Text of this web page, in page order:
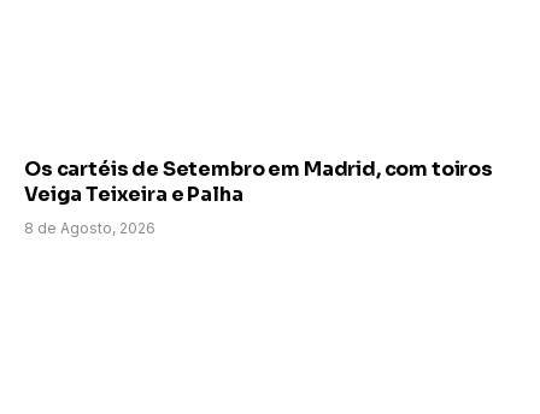
Os cartéis de Setembro em Madrid, com toiros
Veiga Teixeira e Palha
8 de Agosto, 2026